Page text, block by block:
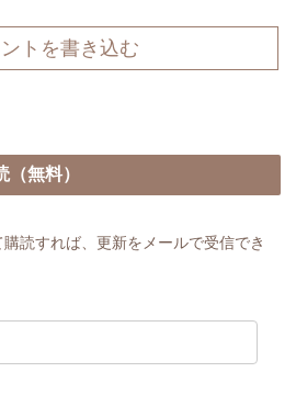
トを書き込む
無料）
読すれば、更新をメールで受信でき